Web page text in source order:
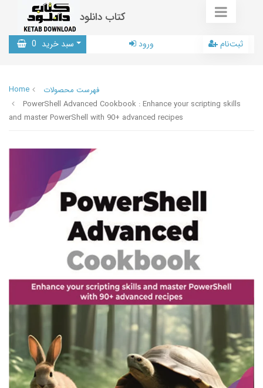
کتاب دانلود
سبد خرید 0 ورود ثبت‌نام
Home
فهرست محصولات
PowerShell Advanced Cookbook : Enhance your scripting skills
and master PowerShell with 90+ advanced recipes